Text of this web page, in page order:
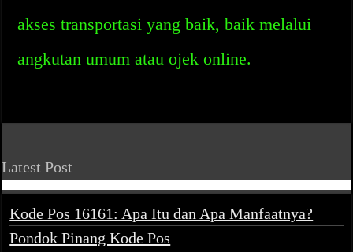
akses transportasi yang baik, baik melalui
angkutan umum atau ojek online.
Latest Post
Kode Pos 16161: Apa Itu dan Apa Manfaatnya?
Pondok Pinang Kode Pos